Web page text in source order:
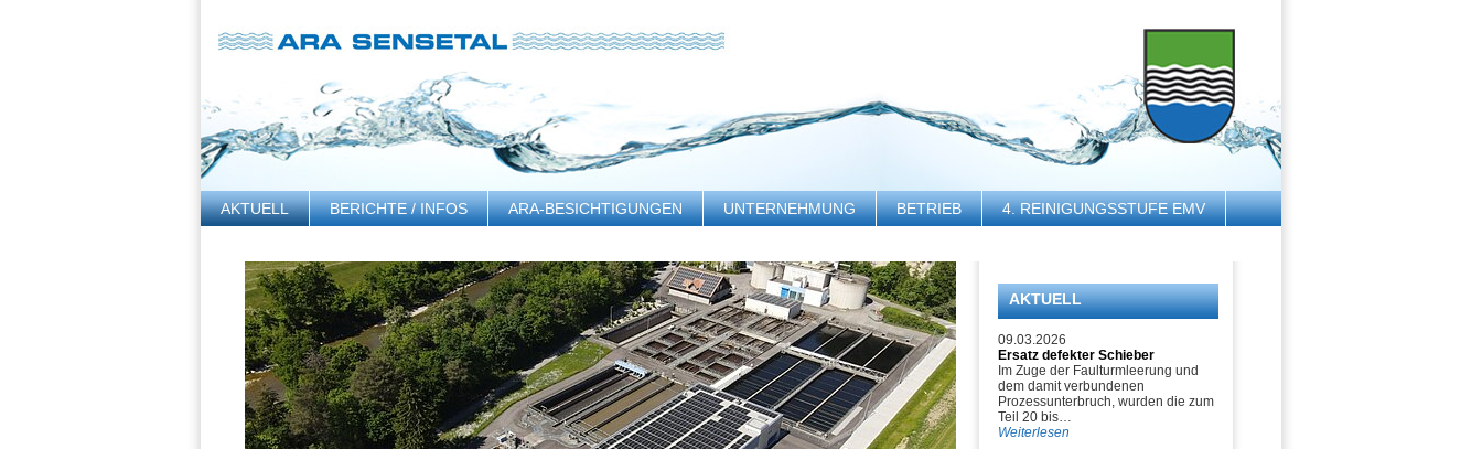
AKTUELL BERICHTE / INFOS ARA-BESICHTIGUNGEN UNTERNEHMUNG BETRIEB
4. REINIGUNGSSTUFE EMV
AKTUELL
09.03.2026
Ersatz defekter Schieber
Im Zuge der Faulturmleerung und
dem damit verbundenen
Prozessunterbruch, wurden die zum
Teil 20 bis…
Weiterlesen